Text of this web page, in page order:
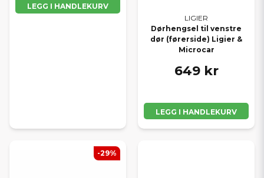
LEGG I HANDLEKURV
LIGIER
Dørhengsel til venstre
dør (førerside) Ligier &
Microcar
649 kr
LEGG I HANDLEKURV
-29%